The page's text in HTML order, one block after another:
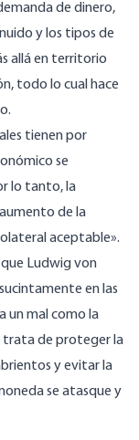
de dinero,
y los tipos de
allá en territorio
todo lo cual hace
tienen por
se
lo tanto, la
de la
aceptable».
Ludwig von
en las
un mal como la
trata de proteger la
y evitar la
se atasque y